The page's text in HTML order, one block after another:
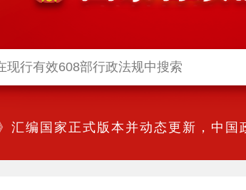
汇编国家正式版本并动态更新，中